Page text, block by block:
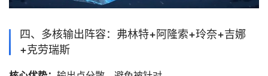
‌四、多核输出阵容：弗林特+阿隆索+玲奈+吉娜
+克劳瑞斯‌